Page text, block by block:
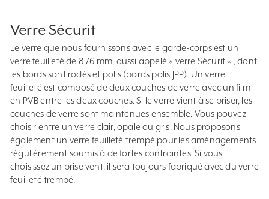
Verre Sécurit
Le verre que nous fournissons avec le garde-corps est un
verre feuilleté de 8,76 mm, aussi appelé » verre Sécurit « , dont
les bords sont rodés et polis (bords polis JPP). Un verre
feuilleté est composé de deux couches de verre avec un film
en PVB entre les deux couches. Si le verre vient à se briser, les
couches de verre sont maintenues ensemble. Vous pouvez
choisir entre un verre clair, opale ou gris. Nous proposons
également un verre feuilleté trempé pour les aménagements
régulièrement soumis à de fortes contraintes. Si vous
choisissez un brise vent, il sera toujours fabriqué avec du verre
feuilleté trempé.